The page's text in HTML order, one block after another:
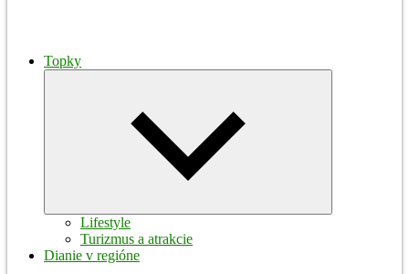
Topky
Lifestyle
Turizmus a atrakcie
Dianie v regióne